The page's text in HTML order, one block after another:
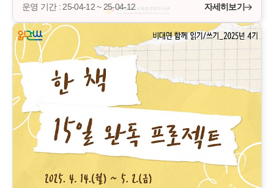
운영 기간 : 25-04-12 ~ 25-04-12
자세히보기